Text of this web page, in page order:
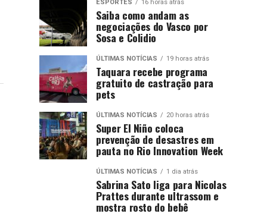
ESPORTES 16 horas atrás
Saiba como andam as
negociações do Vasco por
Sosa e Colidio
ÚLTIMAS NOTÍCIAS 19 horas atrás
Taquara recebe programa
gratuito de castração para
pets
ÚLTIMAS NOTÍCIAS 20 horas atrás
Super El Niño coloca
prevenção de desastres em
pauta no Rio Innovation Week
ÚLTIMAS NOTÍCIAS 1 dia atrás
Sabrina Sato liga para Nicolas
Prattes durante ultrassom e
mostra rosto do bebê